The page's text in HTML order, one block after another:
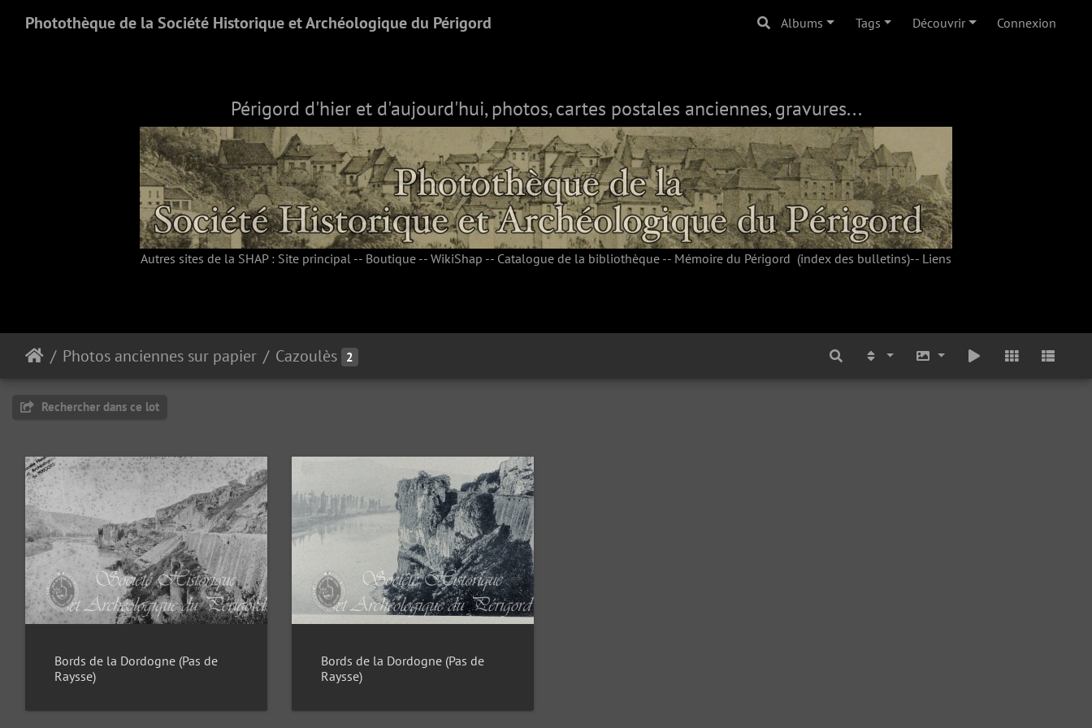
Photothèque de la Société Historique et Archéologique du Périgord Albums Tags Découvrir Connexion
Périgord d'hier et d'aujourd'hui, photos, cartes postales anciennes, gravures...
Autres sites de la SHAP : Site principal -- Boutique -- WikiShap -- Catalogue de la bibliothèque -- Mémoire du Périgord (index des bulletins)-- Liens
Photos anciennes sur papier Cazoulès 2
Rechercher dans ce lot
Bords de la Dordogne (Pas de
Raysse)
Bords de la Dordogne (Pas de
Raysse)